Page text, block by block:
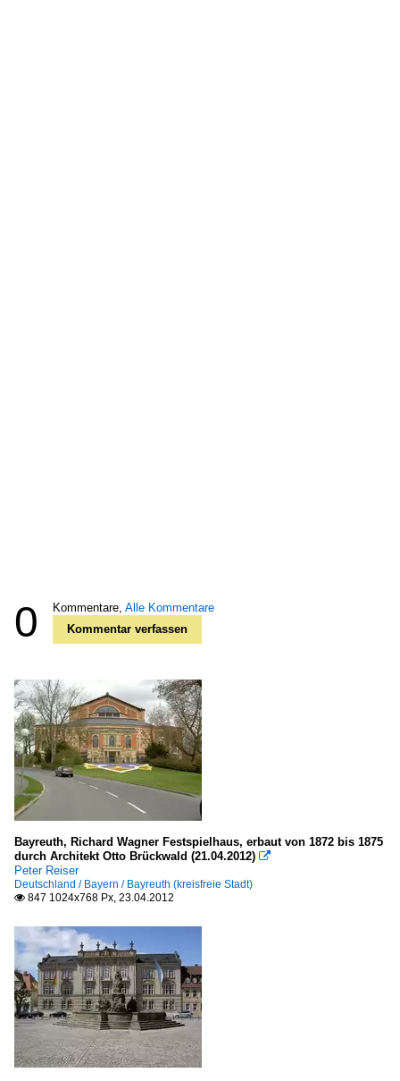
0 Kommentare, Alle Kommentare
Kommentar verfassen
Bayreuth, Richard Wagner Festspielhaus, erbaut von 1872 bis 1875
durch Architekt Otto Brückwald (21.04.2012) 
Peter Reiser
Deutschland / Bayern / Bayreuth (kreisfreie Stadt)
 847 1024x768 Px, 23.04.2012